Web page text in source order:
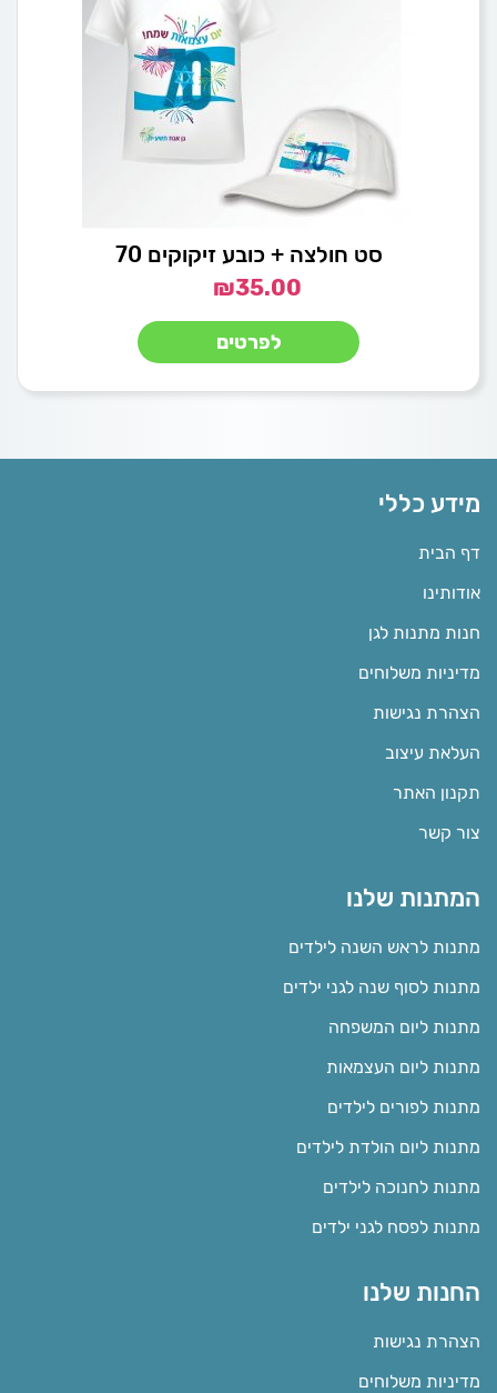
סט חולצה + כובע זיקוקים 70
₪35.00
לפרטים
מידע כללי
דף הבית
אודותינו
חנות מתנות לגן
מדיניות משלוחים
הצהרת נגישות
העלאת עיצוב
תקנון האתר
צור קשר
המתנות שלנו
מתנות לראש השנה לילדים
מתנות לסוף שנה לגני ילדים
מתנות ליום המשפחה
מתנות ליום העצמאות
מתנות לפורים לילדים
מתנות ליום הולדת לילדים
מתנות לחנוכה לילדים
מתנות לפסח לגני ילדים
החנות שלנו
הצהרת נגישות
מדיניות משלוחים